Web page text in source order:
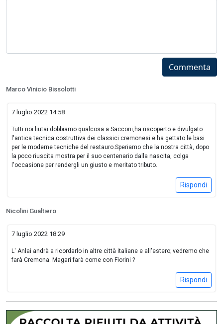
Commenta
Marco Vinicio Bissolotti
7 luglio 2022 14:58
Tutti noi liutai dobbiamo qualcosa a Sacconi,ha riscoperto e divulgato
l'antica tecnica costruttiva dei classici cremonesi e ha gettato le basi
per le moderne tecniche del restauro.Speriamo che la nostra città, dopo
la poco riuscita mostra per il suo centenario dalla nascita, colga
l'occasione per rendergli un giusto e meritato tributo.
Rispondi
Nicolini Gualtiero
7 luglio 2022 18:29
L' Anlai andrà a ricordarlo in altre città italiane e all'estero; vedremo che
farà Cremona. Magari farà come con Fiorini ?
Rispondi